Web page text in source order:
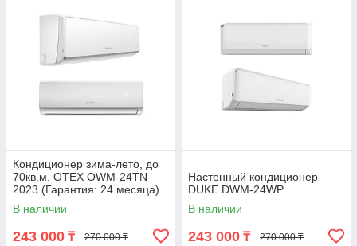
Кондиционер зима-лето, до
70кв.м. OTEX OWM-24TN
2023 (Гарантия: 24 месяца)
без инсталляции
В наличии
243 000 ₸ 270 000 ₸
Настенный кондиционер
DUKE DWM-24WP
В наличии
243 000 ₸ 270 000 ₸